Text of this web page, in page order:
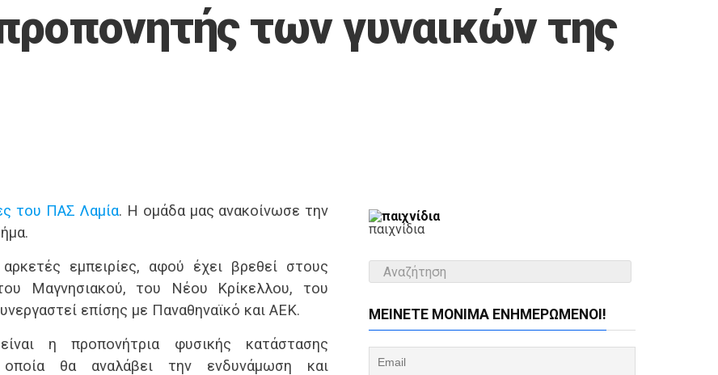
των γυναικών της
του ΠΑΣ Λαμία. Η ομάδα μας ανακοίνωσε την
εμπειρίες, αφού έχει βρεθεί στους
Μαγνησιακού, του Νέου Κρίκελλου, του
επίσης με Παναθηναϊκό και ΑΕΚ.
η προπονήτρια φυσικής κατάστασης
οποία θα αναλάβει την ενδυνάμωση και
παιχνίδια
ΜΕΊΝΕΤΕ ΜΌΝΙΜΑ ΕΝΗΜΕΡΏΜΕΝΟΙ!